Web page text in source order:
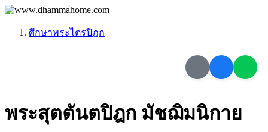
ศึกษาพระไตรปิฎก
พระสุตตันตปิฎก มัชฌิมนิกาย